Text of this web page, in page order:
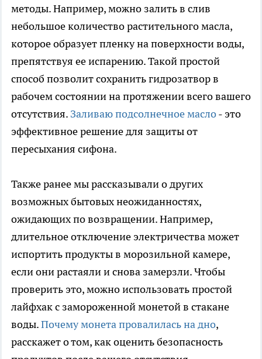
методы. Например, можно залить в слив
небольшое количество растительного масла,
которое образует пленку на поверхности воды,
препятствуя ее испарению. Такой простой
способ позволит сохранить гидрозатвор в
рабочем состоянии на протяжении всего вашего
отсутствия. Заливаю подсолнечное масло- это
эффективное решение для защиты от
пересыхания сифона.
Также ранее мы рассказывали о других
возможных бытовых неожиданностях,
ожидающих по возвращении. Например,
длительное отключение электричества может
испортить продукты в морозильной камере,
если они растаяли и снова замерзли. Чтобы
проверить это, можно использовать простой
лайфхак с замороженной монетой в стакане
воды.Почему монета провалилась на дно,
расскажет о том, как оценить безопасность